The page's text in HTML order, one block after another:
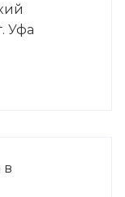
Уфа
в